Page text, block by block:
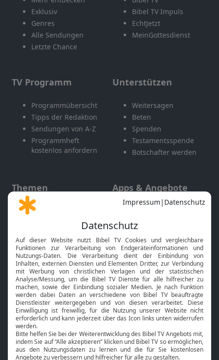
Exklusiv
Genres
Alle Sendungen
Letzte Chance
Bibel TV Impuls
EchtJetzt
MeinGottesdienst
TV Programm
Programmübersicht
Tipps der Redaktion
Sendungen von A-Z
Programmheft
kostenlos anfordern
Unterstützen
Weitersagen
Beten
Spenden
Testamentsspende
Botschafter werden
Themen
Gott und Bibel erklärt
Neuigkeiten
Apps & Angebote
Mobile App
Smart TV
HbbTV
Bibelthek Online-Bibel
Nächster Gottesdienst
Bibel TV
Über uns
Jobs
Service
Kontakt
TV-Empfang